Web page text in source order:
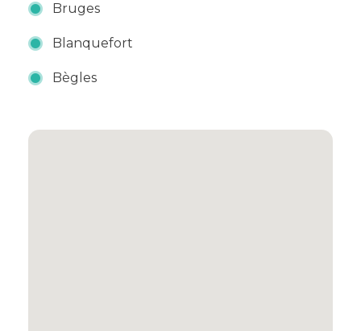
Bruges
Blanquefort
Bègles